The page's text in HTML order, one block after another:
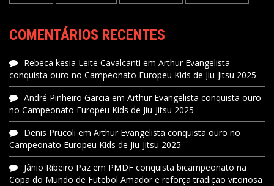
COMENTÁRIOS RECENTES
Rebeca kesia Leite Cavalcanti em Arthur Evangelista
conquista ouro no Campeonato Europeu Kids de Jiu-Jitsu 2025
André Pinheiro Garcia em Arthur Evangelista conquista ouro
no Campeonato Europeu Kids de Jiu-Jitsu 2025
Denis Prucoli em Arthur Evangelista conquista ouro no
Campeonato Europeu Kids de Jiu-Jitsu 2025
Jânio Ribeiro Paz em PMDF conquista bicampeonato na
Copa do Mundo de Futebol Amador e reforça tradição vitoriosa